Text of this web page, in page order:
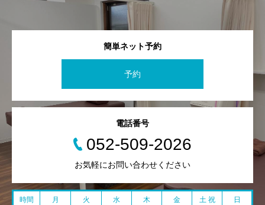
簡単ネット予約
予約
電話番号
052-509-2026
お気軽にお問い合わせください
時間 月 火 水 木 金 土 祝 日